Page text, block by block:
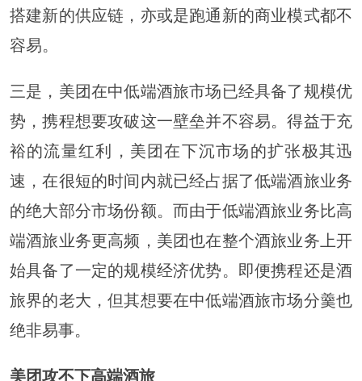
搭建新的供应链，亦或是跑通新的商业模式都不
容易。
三是，美团在中低端酒旅市场已经具备了规模优
势，携程想要攻破这一壁垒并不容易。得益于充
裕的流量红利，美团在下沉市场的扩张极其迅
速，在很短的时间内就已经占据了低端酒旅业务
的绝大部分市场份额。而由于低端酒旅业务比高
端酒旅业务更高频，美团也在整个酒旅业务上开
始具备了一定的规模经济优势。即便携程还是酒
旅界的老大，但其想要在中低端酒旅市场分羹也
绝非易事。
美团攻不下高端酒旅